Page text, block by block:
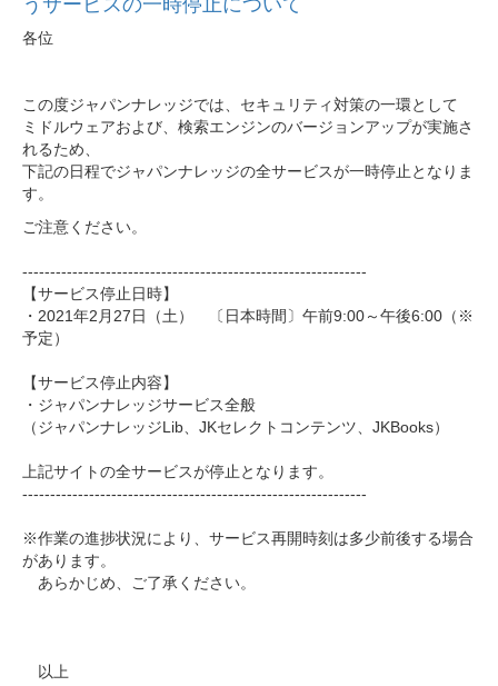
うサービスの一時停止について
各位
この度ジャパンナレッジでは、セキュリティ対策の一環として
ミドルウェアおよび、検索エンジンのバージョンアップが実施さ
れるため、
下記の日程でジャパンナレッジの全サービスが一時停止となりま
す。
ご注意ください。
--------------------------------------------------------------
【サービス停止日時】
・2021年2月27日（土） 〔日本時間〕午前9:00～午後6:00（※
予定）
【サービス停止内容】
・ジャパンナレッジサービス全般
（ジャパンナレッジLib、JKセレクトコンテンツ、JKBooks）
上記サイトの全サービスが停止となります。
--------------------------------------------------------------
※作業の進捗状況により、サービス再開時刻は多少前後する場合
があります。
あらかじめ、ご了承ください。
以上